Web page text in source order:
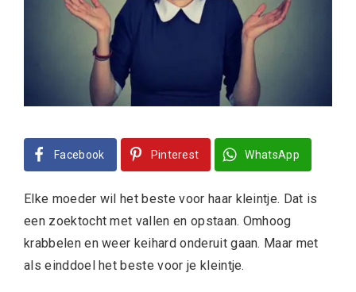
Facebook Pinterest WhatsApp
Elke moeder wil het beste voor haar kleintje. Dat is
een zoektocht met vallen en opstaan. Omhoog
krabbelen en weer keihard onderuit gaan. Maar met
als einddoel het beste voor je kleintje.